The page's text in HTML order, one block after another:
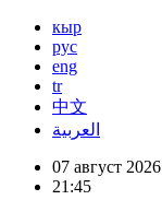
кыр
рус
eng
tr
中文
العربية
07 август 2026
21:45